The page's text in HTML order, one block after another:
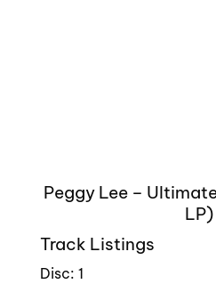
Peggy Lee –
LP)
Track Listings
Disc: 1